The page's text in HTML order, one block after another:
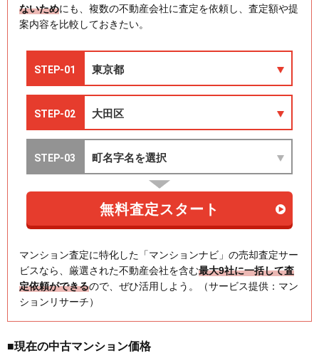
ないためにも、複数の不動産会社に査定を依頼し、査定額や提
案内容を比較しておきたい。
マンション査定に特化した「マンションナビ」の売却査定サー
ビスなら、厳選された不動産会社を含む最大9社に一括して査
定依頼ができるので、ぜひ活用しよう。（サービス提供：マン
ションリサーチ）
■現在の中古マンション価格